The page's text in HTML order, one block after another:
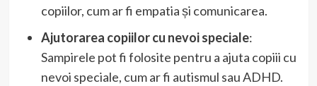
copiilor, cum ar fi empatia și comunicarea.
Ajutorarea copiilor cu nevoi speciale:
Sampirele pot fi folosite pentru a ajuta copiii cu
nevoi speciale, cum ar fi autismul sau ADHD.